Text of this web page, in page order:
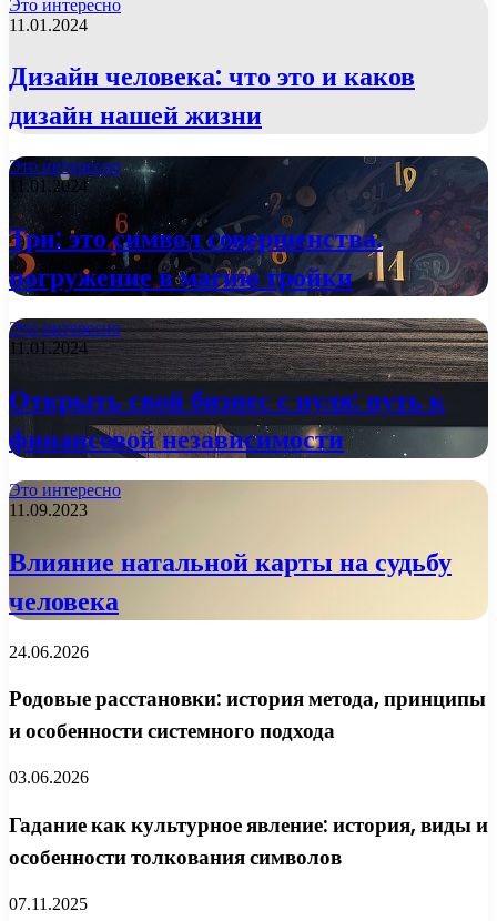
Это интересно
11.01.2024
Дизайн человека: что это и каков
дизайн нашей жизни
Это интересно
11.01.2024
Три: это символ совершенства.
погружение в магию тройки
Это интересно
11.01.2024
Открыть свой бизнес с нуля: путь к
финансовой независимости
Это интересно
11.09.2023
Влияние натальной карты на судьбу
человека
24.06.2026
Родовые расстановки: история метода, принципы
и особенности системного подхода
03.06.2026
Гадание как культурное явление: история, виды и
особенности толкования символов
07.11.2025